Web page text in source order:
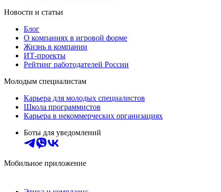
Новости и статьи
Блог
О компаниях в игровой форме
Жизнь в компании
ИТ-проекты
Рейтинг работодателей России
Молодым специалистам
Карьера для молодых специалистов
Школа программистов
Карьера в некоммерческих организациях
Боты для уведомлений
Мобильное приложение